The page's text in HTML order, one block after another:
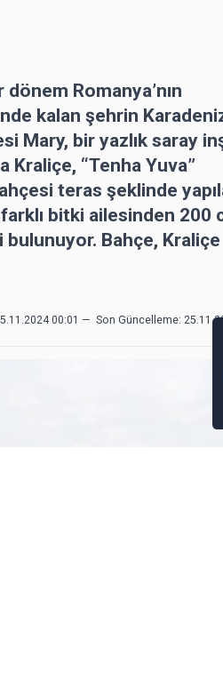
Romanya’nın
kalan şehrin
Mary, bir yazlık saray
Kraliçe, “Tenha Yuva”
teras şeklinde
bitki ailesinden 200
Bahçe, Kraliçe
00:01 — Son Güncelleme: